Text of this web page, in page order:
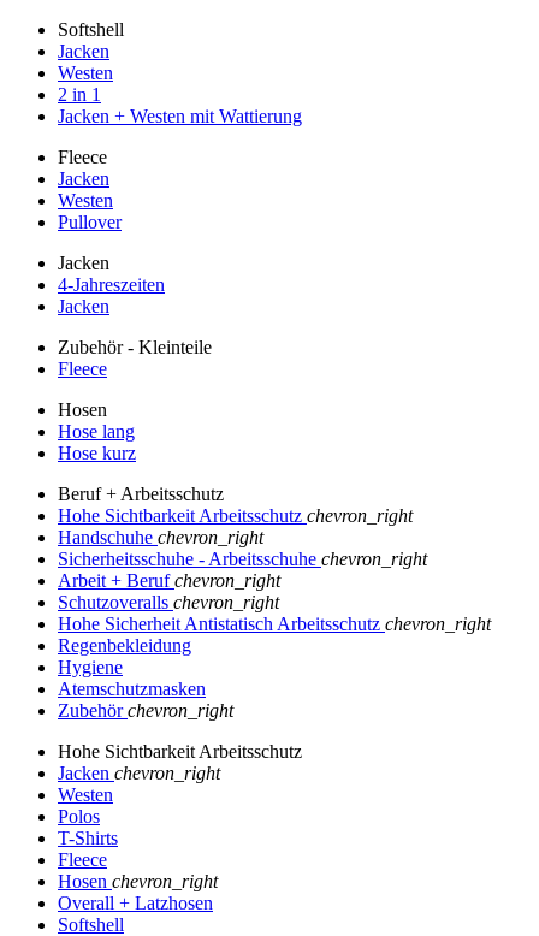
Softshell
Jacken
Westen
2 in 1
Jacken + Westen mit Wattierung
Fleece
Jacken
Westen
Pullover
Jacken
4-Jahreszeiten
Jacken
Zubehör - Kleinteile
Fleece
Hosen
Hose lang
Hose kurz
Beruf + Arbeitsschutz
Hohe Sichtbarkeit Arbeitsschutz chevron_right
Handschuhe chevron_right
Sicherheitsschuhe - Arbeitsschuhe chevron_right
Arbeit + Berufchevron_right
Schutzoveralls chevron_right
Hohe Sicherheit Antistatisch Arbeitsschutz chevron_right
Regenbekleidung
Hygiene
Atemschutzmasken
Zubehörchevron_right
Hohe Sichtbarkeit Arbeitsschutz
Jacken chevron_right
Westen
Polos
T-Shirts
Fleece
Hosen chevron_right
Overall + Latzhosen
Softshell